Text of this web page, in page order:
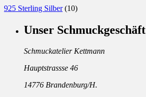
925 Sterling Silber (10)
Unser Schmuckgeschäft
Schmuckatelier Kettmann
Hauptstrassse 46
14776 Brandenburg/H.